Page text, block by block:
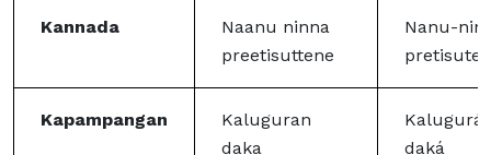
Kannada
Naanu ninna
preetisuttene
Nanu-
Kapampangan
Kaluguran
daka
daká